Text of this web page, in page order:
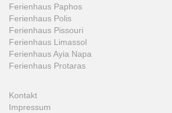
Ferienhaus Paphos
Ferienhaus Polis
Ferienhaus Pissouri
Ferienhaus Limassol
Ferienhaus Ayia Napa
Ferienhaus Protaras
Kontakt
Impressum